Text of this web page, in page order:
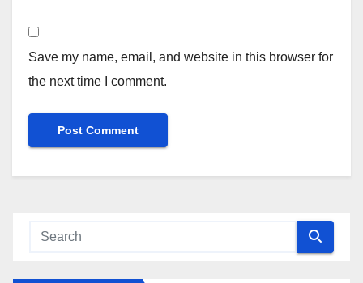
Save my name, email, and website in this browser for
the next time I comment.